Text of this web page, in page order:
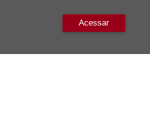
Acessar